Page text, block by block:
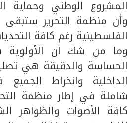
المشروع الوطني وحماية
وأن منظمة التحرير
الفلسطينية رغم كافة
وما من شك ان الأولوية
الحساسة والدقيقة هي
الداخلية وانخراط
شاملة في إطار منظمة
كافة الأصوات والظواهر